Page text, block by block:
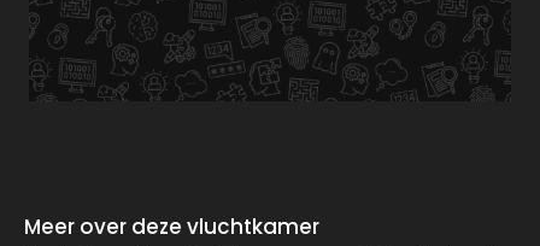
Meer over deze vluchtkamer